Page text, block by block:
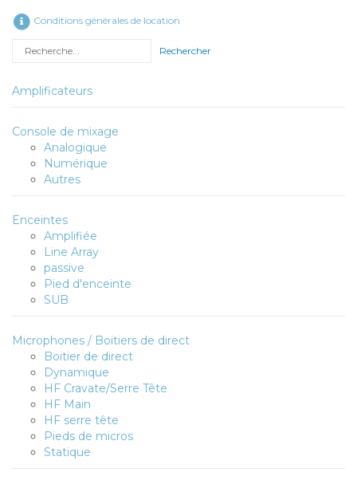
Conditions générales de location
Rechercher
Amplificateurs
Console de mixage
Analogique
Numérique
Autres
Enceintes
Amplifiée
Line Array
passive
Pied d'enceinte
SUB
Microphones / Boitiers de direct
Boitier de direct
Dynamique
HF Cravate/Serre Tête
HF Main
HF serre tête
Pieds de micros
Statique